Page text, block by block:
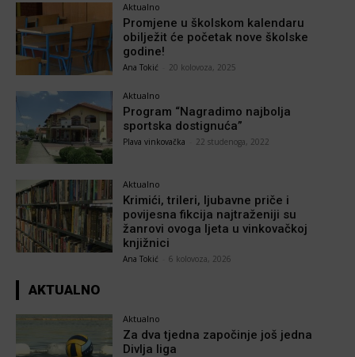
Aktualno
Promjene u školskom kalendaru
obilježit će početak nove školske
godine!
Ana Tokić 20 kolovoza, 2025
Aktualno
Program “Nagradimo najbolja
sportska dostignuća”
Plava vinkovačka 22 studenoga, 2022
Aktualno
Krimići, trileri, ljubavne priče i
povijesna fikcija najtraženiji su
žanrovi ovoga ljeta u vinkovačkoj
knjižnici
Ana Tokić 6 kolovoza, 2026
AKTUALNO
Aktualno
Za dva tjedna započinje još jedna
Divlja liga